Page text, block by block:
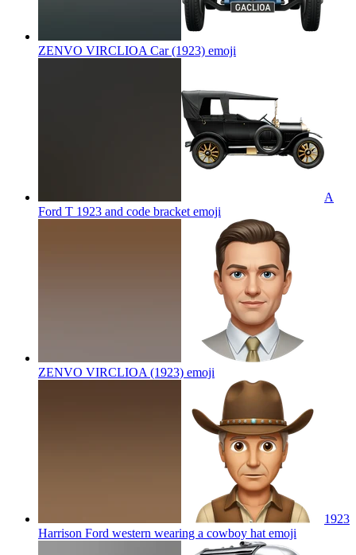
ZENVO VIRCLIOA Car (1923) emoji
A
Ford T 1923 and code bracket emoji
ZENVO VIRCLIOA (1923) emoji
1923
Harrison Ford western wearing a cowboy hat emoji